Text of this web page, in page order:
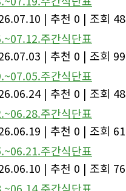
| 추천 0 | 조회 48
주간식단표
| 추천 0 | 조회 99
주간식단표
| 추천 0 | 조회 48
주간식단표
| 추천 0 | 조회 61
주간식단표
| 추천 0 | 조회 76